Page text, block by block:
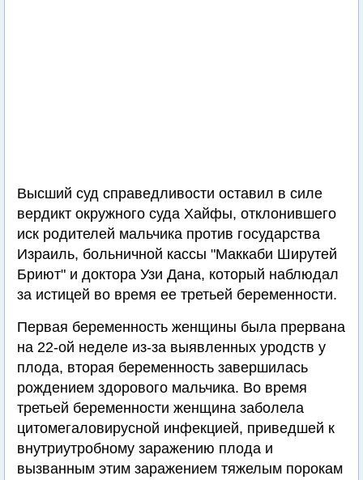
Высший суд справедливости оставил в силе
вердикт окружного суда Хайфы, отклонившего
иск родителей мальчика против государства
Израиль, больничной кассы "Маккаби Ширутей
Бриют" и доктора Узи Дана, который наблюдал
за истицей во время ее третьей беременности.
Первая беременность женщины была прервана
на 22-ой неделе из-за выявленных уродств у
плода, вторая беременность завершилась
рождением здорового мальчика. Во время
третьей беременности женщина заболела
цитомегаловирусной инфекцией, приведшей к
внутриутробному заражению плода и
вызванным этим заражением тяжелым порокам